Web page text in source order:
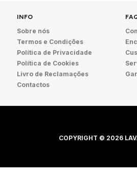
INFO
Sobre nós
Termos e Condições
Política de Privacidade
Política de Cookies
Livro de Reclamações
Contactos
COPYRIGHT © 2026